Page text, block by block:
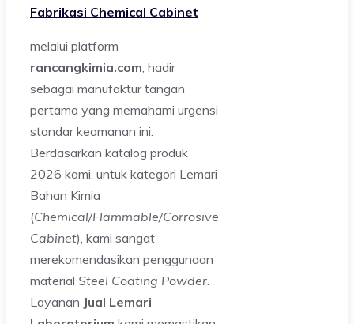
Fabrikasi Chemical Cabinet
melalui platform
rancangkimia.com, hadir
sebagai manufaktur tangan
pertama yang memahami urgensi
standar keamanan ini.
Berdasarkan katalog produk
2026 kami, untuk kategori Lemari
Bahan Kimia
(Chemical/Flammable/Corrosive
Cabinet), kami sangat
merekomendasikan penggunaan
material Steel Coating Powder.
Layanan Jual Lemari